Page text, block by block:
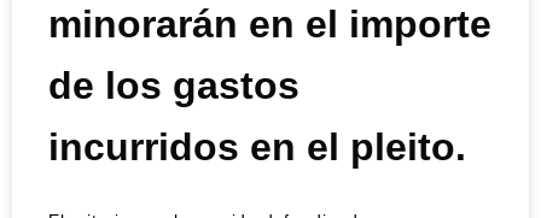
minorarán en el importe
de los gastos
incurridos en el pleito.